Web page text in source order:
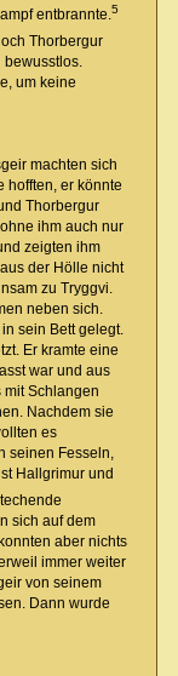
entbrannte.5
Thorbergur
bewusstlos.
um keine
machten sich
hofften, er könnte
Thorbergur
ihm auch nur
zeigten ihm
der Hölle nicht
zu Tryggvi.
neben sich.
sein Bett gelegt.
Er kramte eine
war und aus
Schlangen
Nachdem sie
es
seinen Fesseln,
Hallgrimur und
sich auf dem
aber nichts
immer weiter
von seinem
Dann wurde